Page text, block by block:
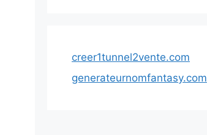
creer1tunnel2vente.com
generateurnomfantasy.com